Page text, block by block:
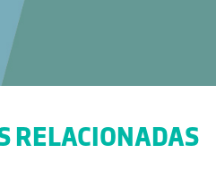
RELACIONADAS